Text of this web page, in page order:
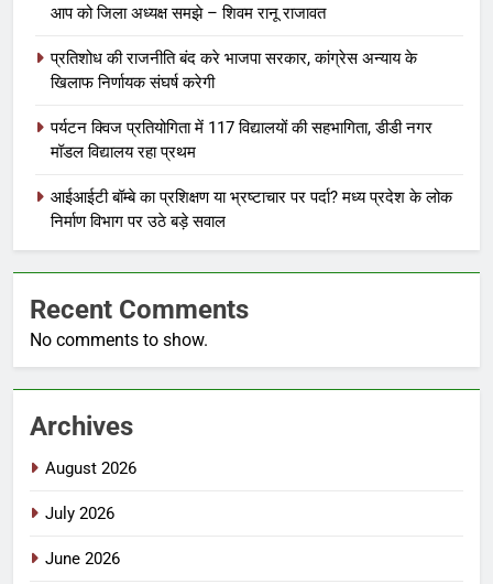
आप को जिला अध्यक्ष समझे – शिवम रानू राजावत
प्रतिशोध की राजनीति बंद करे भाजपा सरकार, कांग्रेस अन्याय के
खिलाफ निर्णायक संघर्ष करेगी
पर्यटन क्विज प्रतियोगिता में 117 विद्यालयों की सहभागिता, डीडी नगर
मॉडल विद्यालय रहा प्रथम
आईआईटी बॉम्बे का प्रशिक्षण या भ्रष्टाचार पर पर्दा? मध्य प्रदेश के लोक
निर्माण विभाग पर उठे बड़े सवाल
Recent Comments
No comments to show.
Archives
August 2026
July 2026
June 2026